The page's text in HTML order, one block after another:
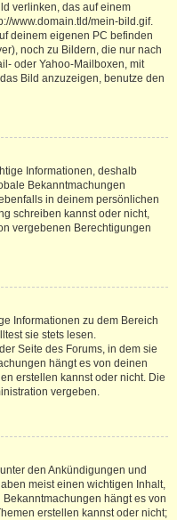
verlinken, das auf einem
www.domain.tld/mein-bild.gif.
deinem eigenen PC befinden
noch zu Bildern, die nur nach
oder Yahoo-Mailboxen, mit
Bild anzuzeigen, benutze den
Informationen, deshalb
Bekanntmachungen
in deinem persönlichen
schreiben kannst oder nicht,
vergebenen Berechtigungen
Informationen zu dem Bereich
sie stets lesen.
Seite des Forums, in dem sie
hängt es von deinen
erstellen kannst oder nicht. Die
vergeben.
den Ankündigungen und
meist einen wichtigen Inhalt,
hängt es von
erstellen kannst oder nicht;